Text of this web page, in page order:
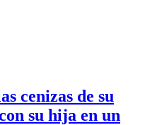
cenizas de su
su hija en un